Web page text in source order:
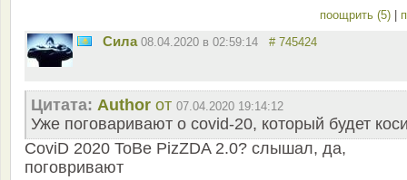
поощрить (5)
Сила 08.04.2020 в 02:59:14 # 745424
Цитата: Author от 07.04.2020 19:14:12
Уже поговаривают о covid-20, который будет
CoviD 2020 ToBe PizZDA 2.0? слышал, да,
поговривают